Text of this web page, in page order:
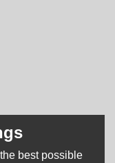
best possible